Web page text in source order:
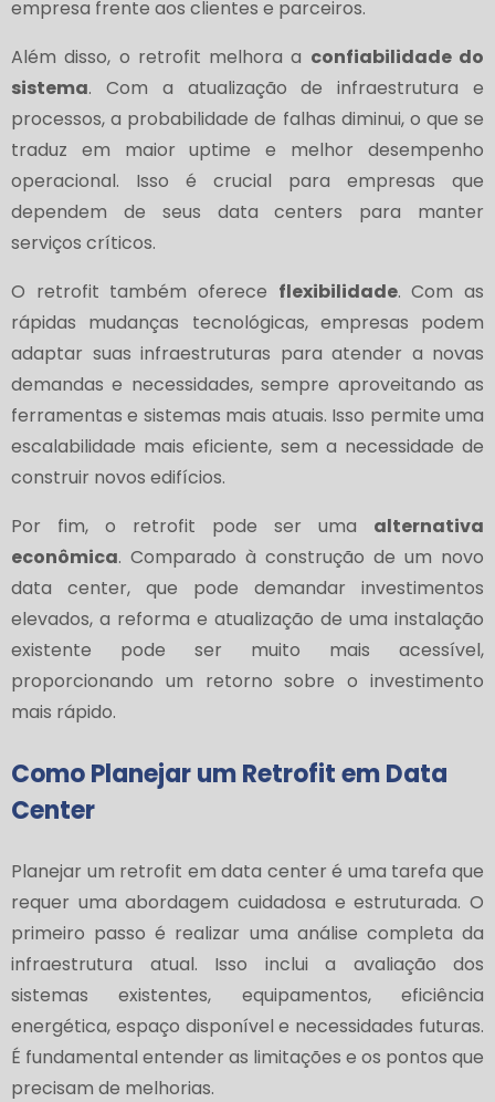
empresa frente aos clientes e parceiros.
Além disso, o retrofit melhora a confiabilidade do
sistema. Com a atualização de infraestrutura e
processos, a probabilidade de falhas diminui, o que se
traduz em maior uptime e melhor desempenho
operacional. Isso é crucial para empresas que
dependem de seus data centers para manter
serviços críticos.
O retrofit também oferece flexibilidade. Com as
rápidas mudanças tecnológicas, empresas podem
adaptar suas infraestruturas para atender a novas
demandas e necessidades, sempre aproveitando as
ferramentas e sistemas mais atuais. Isso permite uma
escalabilidade mais eficiente, sem a necessidade de
construir novos edifícios.
Por fim, o retrofit pode ser uma alternativa
econômica. Comparado à construção de um novo
data center, que pode demandar investimentos
elevados, a reforma e atualização de uma instalação
existente pode ser muito mais acessível,
proporcionando um retorno sobre o investimento
mais rápido.
Como Planejar um Retrofit em Data
Center
Planejar um retrofit em data center é uma tarefa que
requer uma abordagem cuidadosa e estruturada. O
primeiro passo é realizar uma análise completa da
infraestrutura atual. Isso inclui a avaliação dos
sistemas existentes, equipamentos, eficiência
energética, espaço disponível e necessidades futuras.
É fundamental entender as limitações e os pontos que
precisam de melhorias.